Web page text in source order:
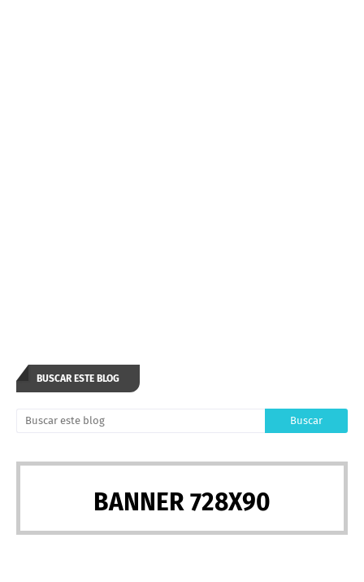
BUSCAR ESTE BLOG
BANNER 728X90